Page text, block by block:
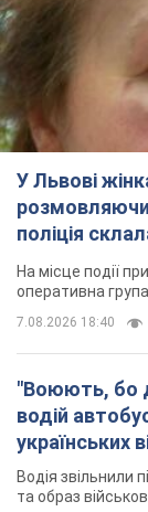
У Львові
поліція
На місце події
оперативна група
7.08.2026 18:40
"Воюють, бо
водій
українських
Відео
Водія звільнили
та образ